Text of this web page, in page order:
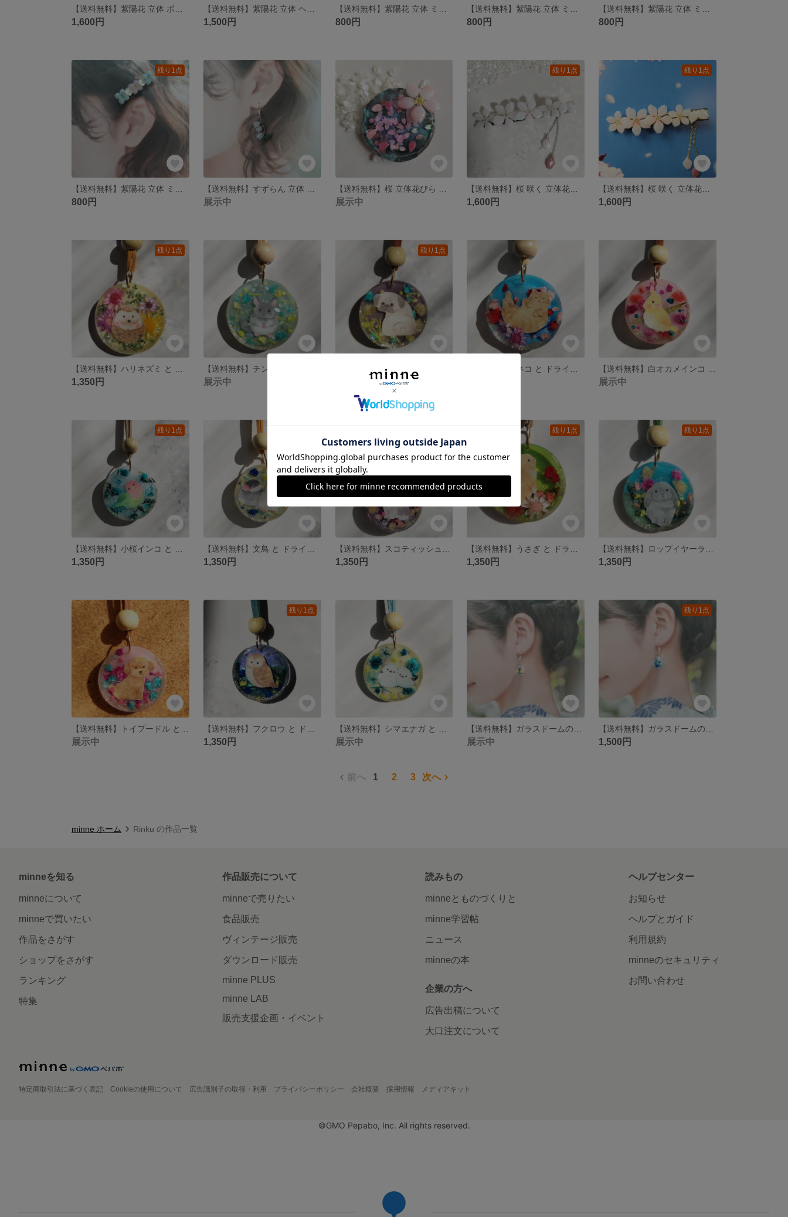
1,600円 1,500円 800円 800円 800円
残り1点
800円 展示中 展示中
残り1点
1,600円
残り1点
1,600円
残り1点
1,350円 展示中
残り1点
展示中
残り1点
1,350円 1,350円 1,350円
残り1点
1,350円
残り1点
1,350円
展示中
残り1点
1,350円 展示中 展示中
残り1点
1,500円
前へ 1 2 3 次へ
minne ホーム Rinku の作品一覧
minneを知る
minneについて
minneで買いたい
作品をさがす
ショップをさがす
ランキング
特集
作品販売について
minneで売りたい
食品販売
ヴィンテージ販売
ダウンロード販売
minne PLUS
minne LAB
販売支援企画・イベント
読みもの
minneとものづくりと
minne学習帖
ニュース
minneの本
企業の方へ
広告出稿について
大口注文について
ヘルプセンター
お知らせ
ヘルプとガイド
利用規約
minneのセキュリティ
お問い合わせ
特定商取引法に基づく表記 Cookieの使用について 広告識別子の取得・利用 プライバシーポリシー 会社概要 採用情報 メディアキット
©GMO Pepabo, Inc. All rights reserved.